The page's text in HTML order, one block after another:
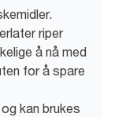
riper
å nå med
for å spare
kan brukes